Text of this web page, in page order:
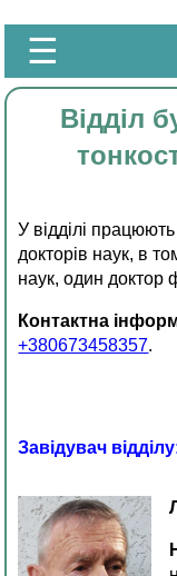
☰
Відділ
У відділі
докторів наук, в
наук, один доктор
Контактна
+380673458357.
Завідувач